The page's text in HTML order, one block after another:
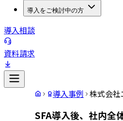
導入をご検討中の方
導入相談
資料請求
導入事例 株式会
SFA導入後、社内全